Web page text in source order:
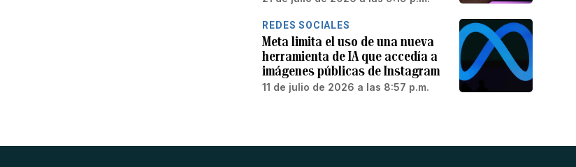
REDES SOCIALES
Meta limita el uso de una nueva
herramienta de IA que accedía a
imágenes públicas de Instagram
11 de julio de 2026 a las 8:57 p.m.